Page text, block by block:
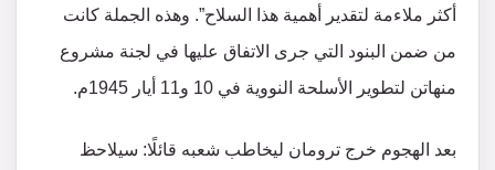
أكثر ملاءمة لتقدير أهمية هذا السلاح”. وهذه الجملة كانت
من ضمن البنود التي جرى الاتفاق عليها في لجنة مشروع
منهاتن لتطوير الأسلحة النووية في 10 و11 أيار 1945م.
بعد الهجوم خرج ترومان ليخاطب شعبه قائلًا: سيلاحظ